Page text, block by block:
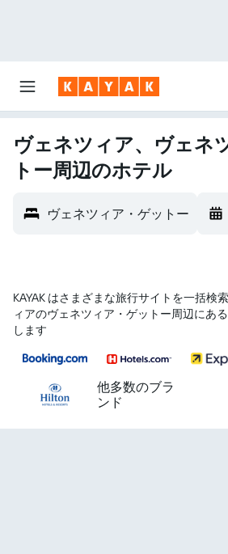
ヴェネツィア、ヴェネ
トー周辺のホテル
ヴェネツィア・ゲットー
KAYAK はさまざまな旅行サイトを一括検
ィア​のヴェネツィア・ゲットー​周辺にあ
します
他多数のブラ
ンド